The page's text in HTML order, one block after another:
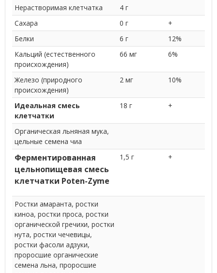
Нерастворимая клетчатка
4 г
Сахара
0 г
+
Белки
6 г
12%
Кальций (естественного
происхождения)
66 мг 6%
Железо (природного
происхождения)
2 мг 10%
Идеальная смесь
клетчатки
18 г +
Органическая льняная мука,
цельные семена чиа
Ферментированная
цельнопищевая смесь
клетчатки Poten-Zyme
1,5 г +
Ростки амаранта, ростки
киноа, ростки проса, ростки
органической гречихи, ростки
нута, ростки чечевицы,
ростки фасоли адзуки,
проросшие органические
семена льна, проросшие